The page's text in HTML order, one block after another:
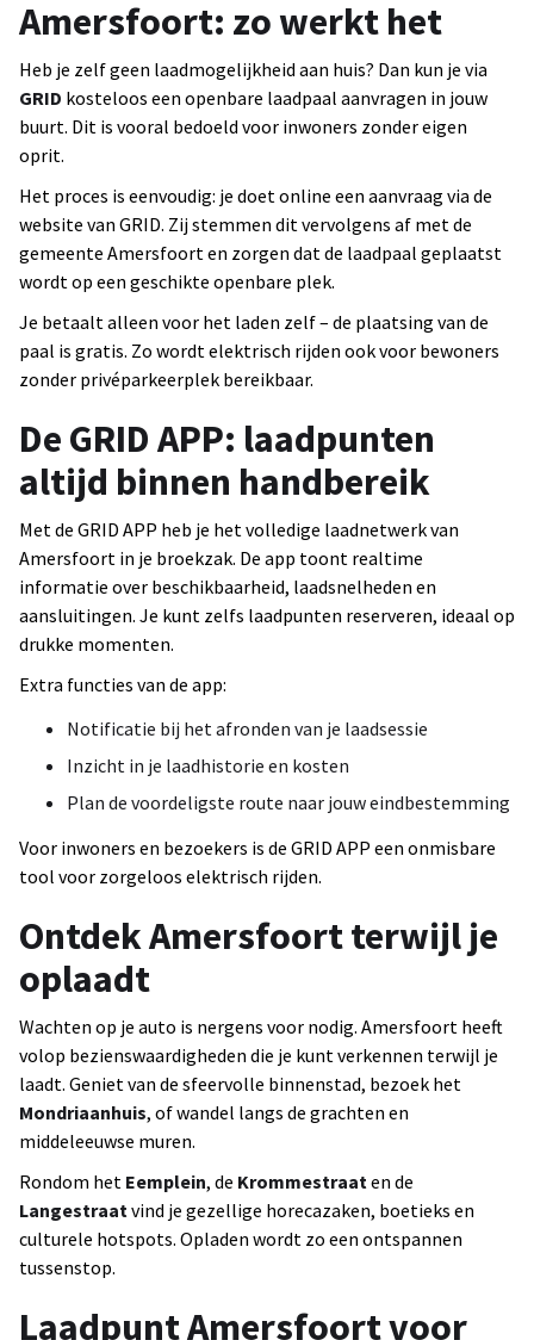
Amersfoort: zo werkt het
Heb je zelf geen laadmogelijkheid aan huis? Dan kun je via
GRID kosteloos een openbare laadpaal aanvragen in jouw
buurt. Dit is vooral bedoeld voor inwoners zonder eigen
oprit.
Het proces is eenvoudig: je doet online een aanvraag via de
website van GRID. Zij stemmen dit vervolgens af met de
gemeente Amersfoort en zorgen dat de laadpaal geplaatst
wordt op een geschikte openbare plek.
Je betaalt alleen voor het laden zelf – de plaatsing van de
paal is gratis. Zo wordt elektrisch rijden ook voor bewoners
zonder privéparkeerplek bereikbaar.
De GRID APP: laadpunten
altijd binnen handbereik
Met de GRID APP heb je het volledige laadnetwerk van
Amersfoort in je broekzak. De app toont realtime
informatie over beschikbaarheid, laadsnelheden en
aansluitingen. Je kunt zelfs laadpunten reserveren, ideaal op
drukke momenten.
Extra functies van de app:
Notificatie bij het afronden van je laadsessie
Inzicht in je laadhistorie en kosten
Plan de voordeligste route naar jouw eindbestemming
Voor inwoners en bezoekers is de GRID APP een onmisbare
tool voor zorgeloos elektrisch rijden.
Ontdek Amersfoort terwijl je
oplaadt
Wachten op je auto is nergens voor nodig. Amersfoort heeft
volop bezienswaardigheden die je kunt verkennen terwijl je
laadt. Geniet van de sfeervolle binnenstad, bezoek het
Mondriaanhuis, of wandel langs de grachten en
middeleeuwse muren.
Rondom het Eemplein, de Krommestraat en de
Langestraat vind je gezellige horecazaken, boetieks en
culturele hotspots. Opladen wordt zo een ontspannen
tussenstop.
Laadpunt Amersfoort voor